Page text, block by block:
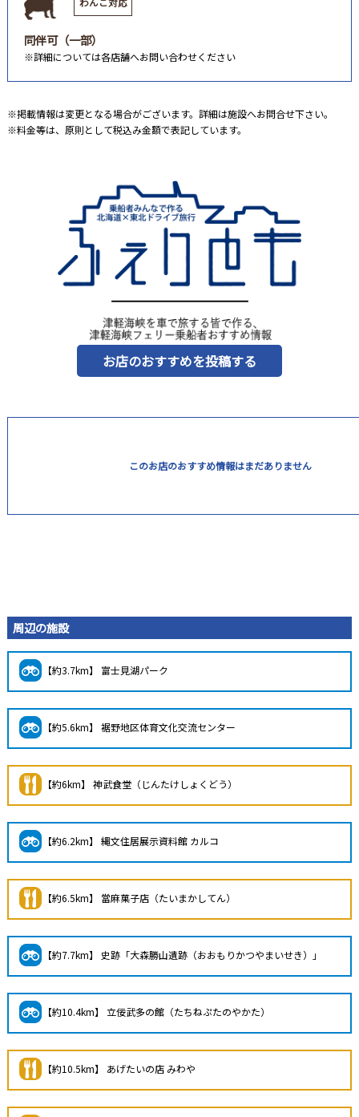
同伴可（一部）
※詳細については各店舗へお問い合わせください
※掲載情報は変更となる場合がございます。詳細は施設へお問合せ下さい。
※料金等は、原則として税込み金額で表記しています。
お店のおすすめを投稿する
このお店のおすすめ情報はまだありません
周辺の施設
【約3.7km】 富士見湖パーク
【約5.6km】 裾野地区体育文化交流センター
【約6km】 神武食堂（じんたけしょくどう）
【約6.2km】 縄文住居展示資料館 カルコ
【約6.5km】 當麻菓子店（たいまかしてん）
【約7.7km】 史跡「大森勝山遺跡（おおもりかつやまいせき）」
【約10.4km】 立佞武多の館（たちねぷたのやかた）
【約10.5km】 あげたいの店 みわや